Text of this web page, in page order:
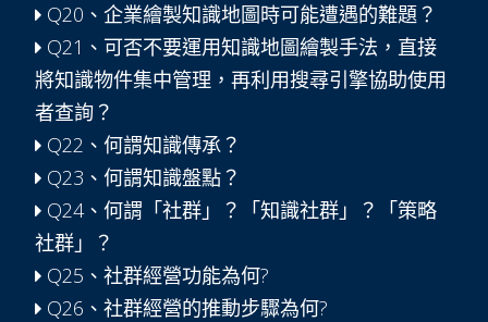
Q20、企業繪製知識地圖時可能遭遇的難題？
Q21、可否不要運用知識地圖繪製手法，直接
將知識物件集中管理，再利用搜尋引擎協助使用
者查詢？
Q22、何謂知識傳承？
Q23、何謂知識盤點？
Q24、何謂「社群」？「知識社群」？「策略
社群」？
Q25、社群經營功能為何?
Q26、社群經營的推動步驟為何?